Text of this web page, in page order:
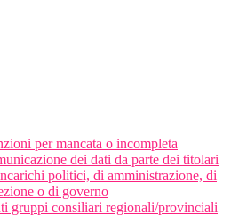
per mancata o incompleta
dei dati da parte dei titolari
politici, di amministrazione, di
o di governo
gruppi consiliari regionali/provinciali